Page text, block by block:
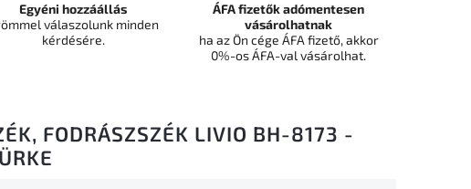
FODRÁSZSZÉK LIVIO BH-8173 -
Egyéni hozzáállás
válaszolunk minden
kérdésére.
ÁFA fizetők adómentesen
vásárolhatnak
ha az Ön cége ÁFA fizető, akkor
0%-os ÁFA-val vásárolhat.